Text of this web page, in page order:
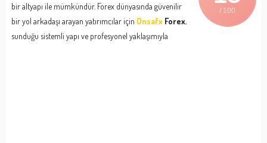
/ 100
bir altyapı ile mümkündür. Forex dünyasında güvenilir
bir yol arkadaşı arayan yatırımcılar için Onsafx Forex,
sunduğu sistemli yapı ve profesyonel yaklaşımıyla